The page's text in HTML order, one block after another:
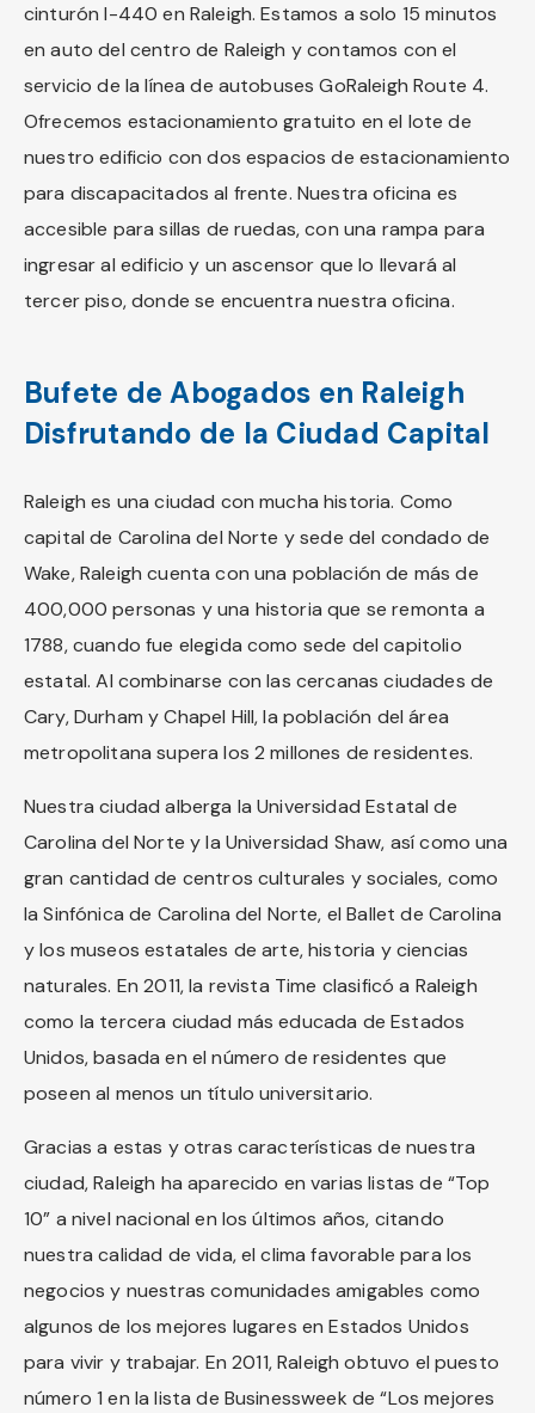
cinturón I-440 en Raleigh. Estamos a solo 15 minutos
en auto del centro de Raleigh y contamos con el
servicio de la línea de autobuses GoRaleigh Route 4.
Ofrecemos estacionamiento gratuito en el lote de
nuestro edificio con dos espacios de estacionamiento
para discapacitados al frente. Nuestra oficina es
accesible para sillas de ruedas, con una rampa para
ingresar al edificio y un ascensor que lo llevará al
tercer piso, donde se encuentra nuestra oficina.
Bufete de Abogados en Raleigh
Disfrutando de la Ciudad Capital
Raleigh es una ciudad con mucha historia. Como
capital de Carolina del Norte y sede del condado de
Wake, Raleigh cuenta con una población de más de
400,000 personas y una historia que se remonta a
1788, cuando fue elegida como sede del capitolio
estatal. Al combinarse con las cercanas ciudades de
Cary, Durham y Chapel Hill, la población del área
metropolitana supera los 2 millones de residentes.
Nuestra ciudad alberga la Universidad Estatal de
Carolina del Norte y la Universidad Shaw, así como una
gran cantidad de centros culturales y sociales, como
la Sinfónica de Carolina del Norte, el Ballet de Carolina
y los museos estatales de arte, historia y ciencias
naturales. En 2011, la revista Time clasificó a Raleigh
como la tercera ciudad más educada de Estados
Unidos, basada en el número de residentes que
poseen al menos un título universitario.
Gracias a estas y otras características de nuestra
ciudad, Raleigh ha aparecido en varias listas de “Top
10” a nivel nacional en los últimos años, citando
nuestra calidad de vida, el clima favorable para los
negocios y nuestras comunidades amigables como
algunos de los mejores lugares en Estados Unidos
para vivir y trabajar. En 2011, Raleigh obtuvo el puesto
número 1 en la lista de Businessweek de “Los mejores